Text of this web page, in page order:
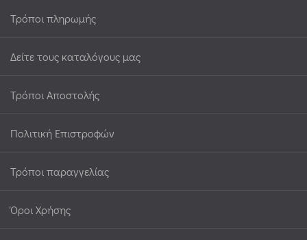
Τρόποι πληρωμής
Δείτε τους καταλόγους μας
Τρόποι Αποστολής
Πολιτική Επιστροφών
Τρόποι παραγγελίας
Όροι Χρήσης